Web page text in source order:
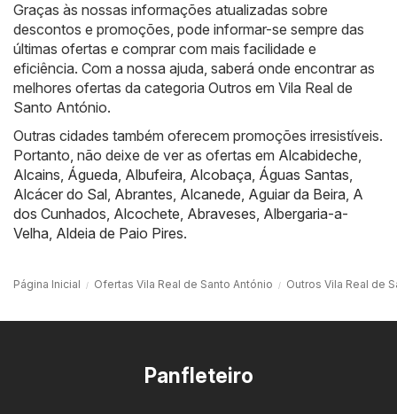
Graças às nossas informações atualizadas sobre
descontos e promoções, pode informar-se sempre das
últimas ofertas e comprar com mais facilidade e
eficiência. Com a nossa ajuda, saberá onde encontrar as
melhores ofertas da categoria Outros em Vila Real de
Santo António.
Outras cidades também oferecem promoções irresistíveis.
Portanto, não deixe de ver as ofertas em Alcabideche,
Alcains, Águeda, Albufeira, Alcobaça, Águas Santas,
Alcácer do Sal, Abrantes, Alcanede, Aguiar da Beira, A
dos Cunhados, Alcochete, Abraveses, Albergaria-a-
Velha, Aldeia de Paio Pires.
Página Inicial Ofertas Vila Real de Santo António Outros Vila Real de
Panfleteiro